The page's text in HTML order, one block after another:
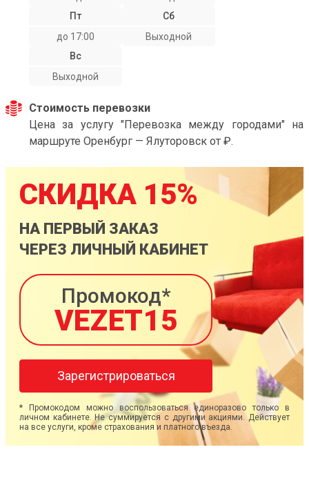
Пт
до 17:00
Сб
Выходной
Вс
Выходной
Стоимость перевозки
Цена за услугу "Перевозка между городами" на
маршруте Оренбург — Ялуторовск от ₽.
СКИДКА 15%
НА ПЕРВЫЙ ЗАКАЗ
ЧЕРЕЗ ЛИЧНЫЙ КАБИНЕТ
Промокод*
VEZET15
Зарегистрироваться
* Промокодом можно воспользоваться единоразово только в
личном кабинете. Не суммируется с другими акциями. Действует
на все услуги, кроме страхования и платного въезда.